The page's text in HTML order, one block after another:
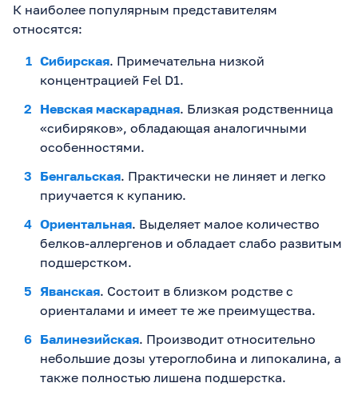
К наиболее популярным представителям
относятся:
Сибирская. Примечательна низкой
концентрацией Fel D1.
Невская маскарадная. Близкая родственница
«сибиряков», обладающая аналогичными
особенностями.
Бенгальская. Практически не линяет и легко
приучается к купанию.
Ориентальная. Выделяет малое количество
белков-аллергенов и обладает слабо развитым
подшерстком.
Яванская. Состоит в близком родстве с
ориенталами и имеет те же преимущества.
Балинезийская. Производит относительно
небольшие дозы утероглобина и липокалина, а
также полностью лишена подшерстка.